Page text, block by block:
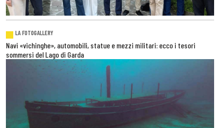
LA FOTOGALLERY
Navi «vichinghe», automobili, statue e mezzi militari: ecco i tesori
sommersi del Lago di Garda